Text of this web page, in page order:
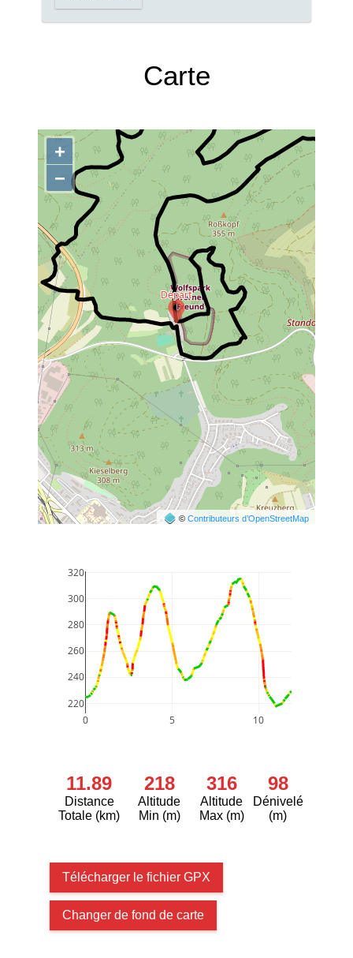
Carte
+
−
©Contributeurs d’OpenStreetMap
0 5 10
220
240
260
280
300
320
11.89
Distance
Totale (km)
218
Altitude
Min (m)
316
Altitude
Max (m)
98
Dénivelé
(m)
Télécharger le fichier GPX
Changer de fond de carte